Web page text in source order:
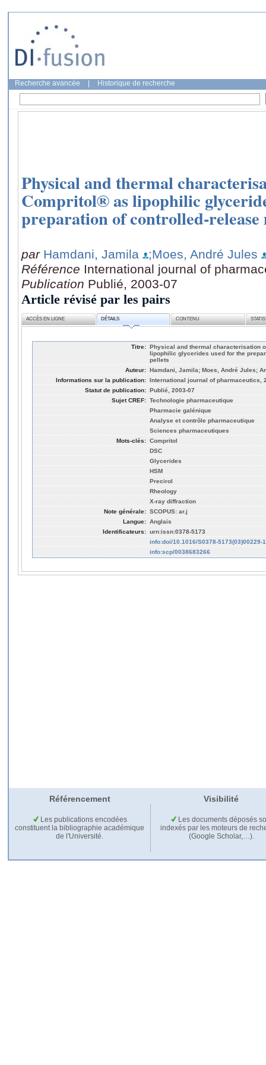
Recherche avancée Historique de recherche
Physical and thermal
Compritol® as lipophilic
preparation of controlled-
par Hamdani, Jamila
;Moes, André Jules
Référence International journal of
Publication Publié, 2003-07
Article révisé par les pairs
ACCÈS EN LIGNE DÉTAILS CONTENU
Titre: Physical and thermal characterisation
lipophilic glycerides used for the
pellets
Auteur: Hamdani, Jamila; Moes, André Jules;
Informations sur la publication: International journal of pharmaceutics,
Statut de publication: Publié, 2003-07
Sujet CREF: Technologie pharmaceutique
Pharmacie galénique
Analyse et contrôle pharmaceutique
Sciences pharmaceutiques
Mots-clés: Compritol
DSC
Glycerides
HSM
Precirol
Rheology
X-ray diffraction
Note générale: SCOPUS: ar.j
Langue: Anglais
Identificateurs: urn:issn:0378-5173
info:doi/10.1016/S0378-5173(03)00229-1
info:scp/0038683266
Référencement Visibilité
Les publications encodées
constituent la bibliographie académique
de l'Université.
Les documents déposés
indexés par les moteurs de
(Google Scholar,…).